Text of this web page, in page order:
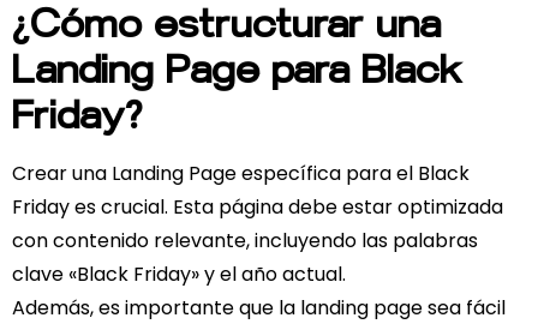
¿Cómo estructurar una
Landing Page para Black
Friday?
Crear una Landing Page específica para el Black
Friday es crucial. Esta página debe estar optimizada
con contenido relevante, incluyendo las palabras
clave «Black Friday» y el año actual.
Además, es importante que la landing page sea fácil